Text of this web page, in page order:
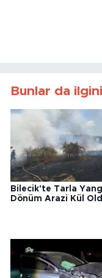
Bunlar da
Bilecik'te Tarla
Dönüm Arazi Kül